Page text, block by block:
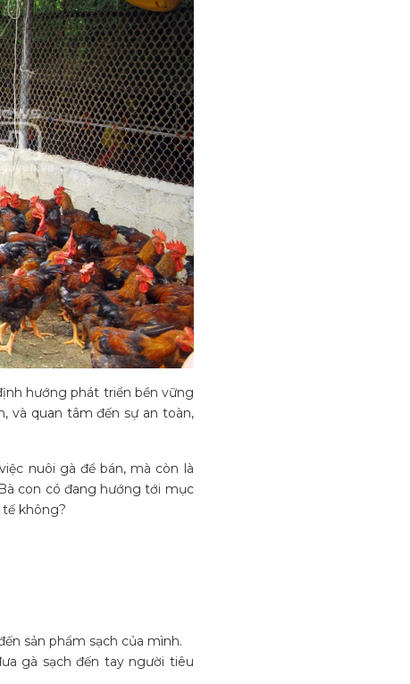
hướng phát triển bền vững
và quan tâm đến sự an toàn,
nuôi gà để bán, mà còn là
con có đang hướng tới mục
không?
sản phẩm sạch của mình.
gà sạch đến tay người tiêu